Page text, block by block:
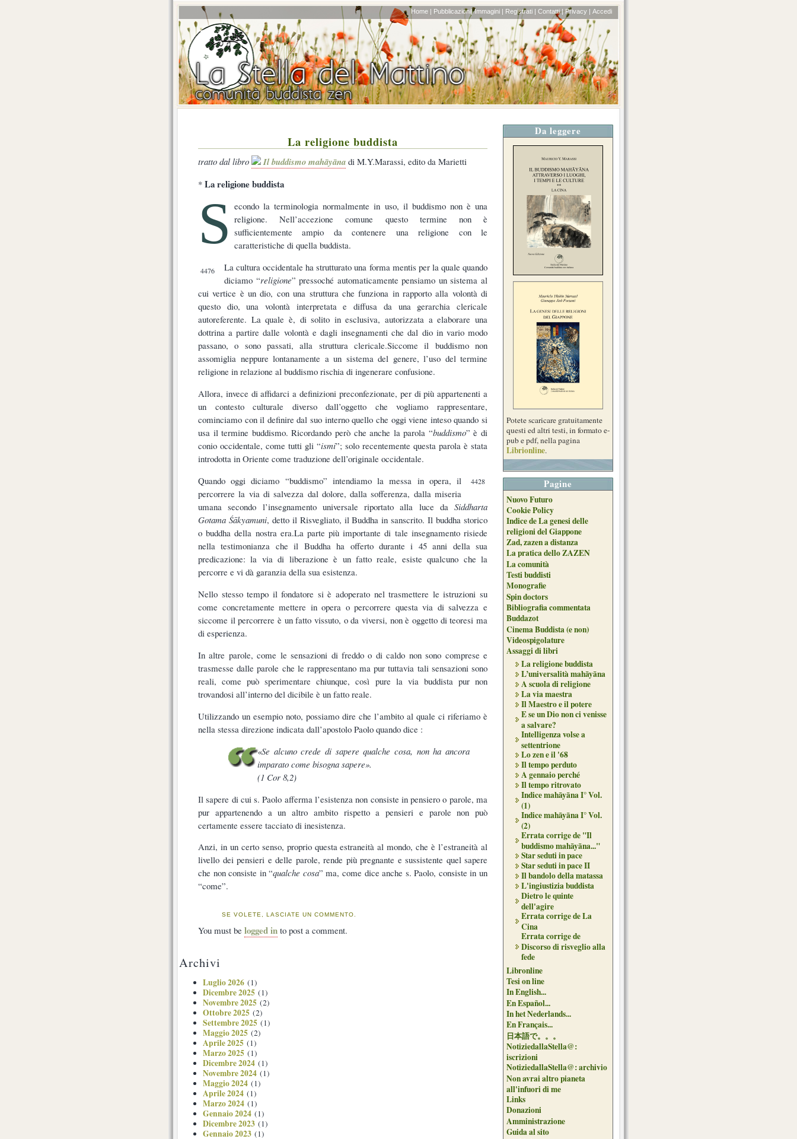
Home | Pubblicazioni| Immagini | Registrati | Contatti | Privacy | Accedi
La religione buddista
tratto dal libro Il buddismo mahāyāna di M.Y.Marassi, edito da Marietti
* La religione buddista
S econdo la terminologia normalmente in uso, il buddismo non è una
religione. Nell’accezione comune questo termine non è
sufficientemente ampio da contenere una religione con le
caratteristiche di quella buddista.
4476
La cultura occidentale ha strutturato una forma mentis per la quale quando
diciamo “religione” pressoché automaticamente pensiamo un sistema al
cui vertice è un dio, con una struttura che funziona in rapporto alla volontà di
questo dio, una volontà interpretata e diffusa da una gerarchia clericale
autoreferente. La quale è, di solito in esclusiva, autorizzata a elaborare una
dottrina a partire dalle volontà e dagli insegnamenti che dal dio in vario modo
passano, o sono passati, alla struttura clericale.Siccome il buddismo non
assomiglia neppure lontanamente a un sistema del genere, l’uso del termine
religione in relazione al buddismo rischia di ingenerare confusione.
Allora, invece di affidarci a definizioni preconfezionate, per di più appartenenti a
un contesto culturale diverso dall’oggetto che vogliamo rappresentare,
cominciamo con il definire dal suo interno quello che oggi viene inteso quando si
usa il termine buddismo. Ricordando però che anche la parola “buddismo” è di
conio occidentale, come tutti gli “ismi”; solo recentemente questa parola è stata
introdotta in Oriente come traduzione dell’originale occidentale.
4428
Quando oggi diciamo “buddismo” intendiamo la messa in opera, il
percorrere la via di salvezza dal dolore, dalla sofferenza, dalla miseria
umana secondo l’insegnamento universale riportato alla luce da Siddharta
Gotama Śākyamuni, detto il Risvegliato, il Buddha in sanscrito. Il buddha storico
o buddha della nostra era.La parte più importante di tale insegnamento risiede
nella testimonianza che il Buddha ha offerto durante i 45 anni della sua
predicazione: la via di liberazione è un fatto reale, esiste qualcuno che la
percorre e vi dà garanzia della sua esistenza.
Nello stesso tempo il fondatore si è adoperato nel trasmettere le istruzioni su
come concretamente mettere in opera o percorrere questa via di salvezza e
siccome il percorrere è un fatto vissuto, o da viversi, non è oggetto di teoresi ma
di esperienza.
In altre parole, come le sensazioni di freddo o di caldo non sono comprese e
trasmesse dalle parole che le rappresentano ma pur tuttavia tali sensazioni sono
reali, come può sperimentare chiunque, così pure la via buddista pur non
trovandosi all’interno del dicibile è un fatto reale.
Utilizzando un esempio noto, possiamo dire che l’ambito al quale ci riferiamo è
nella stessa direzione indicata dall’apostolo Paolo quando dice :
«Se alcuno crede di sapere qualche cosa, non ha ancora
imparato come bisogna sapere».
(1 Cor 8,2)
Il sapere di cui s. Paolo afferma l’esistenza non consiste in pensiero o parole, ma
pur appartenendo a un altro ambito rispetto a pensieri e parole non può
certamente essere tacciato di inesistenza.
Anzi, in un certo senso, proprio questa estraneità al mondo, che è l’estraneità al
livello dei pensieri e delle parole, rende più pregnante e sussistente quel sapere
che non consiste in “qualche cosa” ma, come dice anche s. Paolo, consiste in un
“come”.
SE VOLETE, LASCIATE UN COMMENTO.
You must be logged in to post a comment.
Da leggere
Potete scaricare gratuitamente
questi ed altri testi, in formato e-
pub e pdf, nella pagina
Librionline.
Pagine
Nuovo Futuro
Cookie Policy
Indice de La genesi delle
religioni del Giappone
Zad, zazen a distanza
La pratica dello ZAZEN
La comunità
Testi buddisti
Monografie
Spin doctors
Bibliografia commentata
Buddazot
Cinema Buddista (e non)
Videospigolature
Assaggi di libri
La religione buddista
L’universalità mahāyāna
A scuola di religione
La via maestra
Il Maestro e il potere
E se un Dio non ci venisse
a salvare?
Intelligenza volse a
settentrione
Lo zen e il '68
Il tempo perduto
A gennaio perché
Il tempo ritrovato
Indice mahāyāna I° Vol.
(1)
Indice mahāyāna I° Vol.
(2)
Errata corrige de "Il
buddismo mahāyāna..."
Star seduti in pace
Star seduti in pace II
Il bandolo della matassa
L'ingiustizia buddista
Dietro le quinte
dell'agire
Errata corrige de La
Cina
Errata corrige de
Discorso di risveglio alla
fede
Libronline
Tesi on line
In English...
En Español...
In het Nederlands...
En Français...
日本語で。。。
NotiziedallaStella@:
iscrizioni
NotiziedallaStella@: archivio
Non avrai altro pianeta
all'infuori di me
Links
Donazioni
Amministrazione
Guida al sito
Archivi
Luglio 2026 (1)
Dicembre 2025 (1)
Novembre 2025 (2)
Ottobre 2025 (2)
Settembre 2025 (1)
Maggio 2025 (2)
Aprile 2025 (1)
Marzo 2025 (1)
Dicembre 2024 (1)
Novembre 2024 (1)
Maggio 2024 (1)
Aprile 2024 (1)
Marzo 2024 (1)
Gennaio 2024 (1)
Dicembre 2023 (1)
Gennaio 2023 (1)